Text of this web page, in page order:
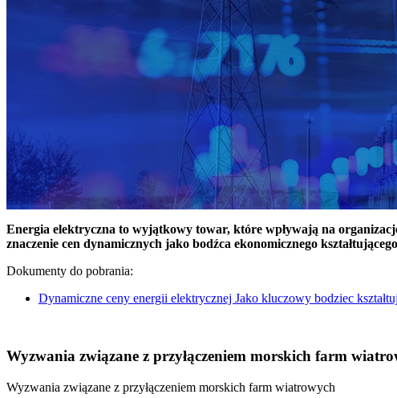
Energia elektryczna to wyjątkowy towar, które wpływają na
znaczenie cen dynamicznych jako bodźca ekonomicznego
Dokumenty do pobrania:
Dynamiczne ceny energii elektrycznej Jako kluczowy bodziec
Wyzwania związane z przyłączeniem morskich farm
Wyzwania związane z przyłączeniem morskich farm wiatrowych